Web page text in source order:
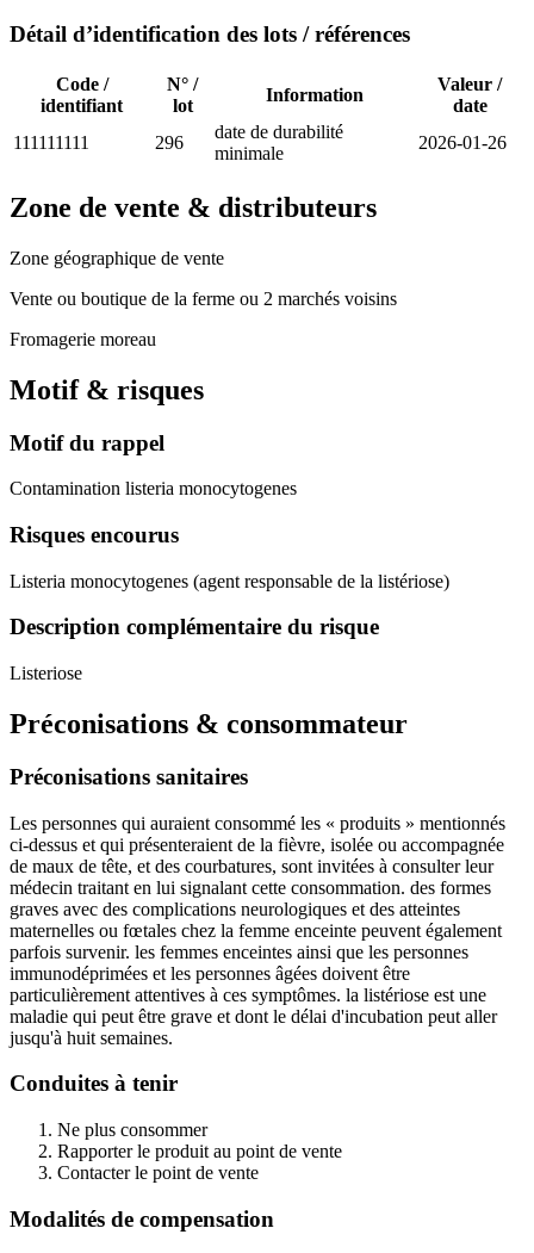
Détail d’identification des lots / références
Code /
identifiant
N° /
lot
Information
Valeur /
date
111111111
296
date de durabilité
minimale
2026-01-26
Zone de vente & distributeurs
Zone géographique de vente
Vente ou boutique de la ferme ou 2 marchés voisins
Fromagerie moreau
Motif & risques
Motif du rappel
Contamination listeria monocytogenes
Risques encourus
Listeria monocytogenes (agent responsable de la listériose)
Description complémentaire du risque
Listeriose
Préconisations & consommateur
Préconisations sanitaires
Les personnes qui auraient consommé les « produits » mentionnés
ci-dessus et qui présenteraient de la fièvre, isolée ou accompagnée
de maux de tête, et des courbatures, sont invitées à consulter leur
médecin traitant en lui signalant cette consommation. des formes
graves avec des complications neurologiques et des atteintes
maternelles ou fœtales chez la femme enceinte peuvent également
parfois survenir. les femmes enceintes ainsi que les personnes
immunodéprimées et les personnes âgées doivent être
particulièrement attentives à ces symptômes. la listériose est une
maladie qui peut être grave et dont le délai d'incubation peut aller
jusqu'à huit semaines.
Conduites à tenir
Ne plus consommer
Rapporter le produit au point de vente
Contacter le point de vente
Modalités de compensation